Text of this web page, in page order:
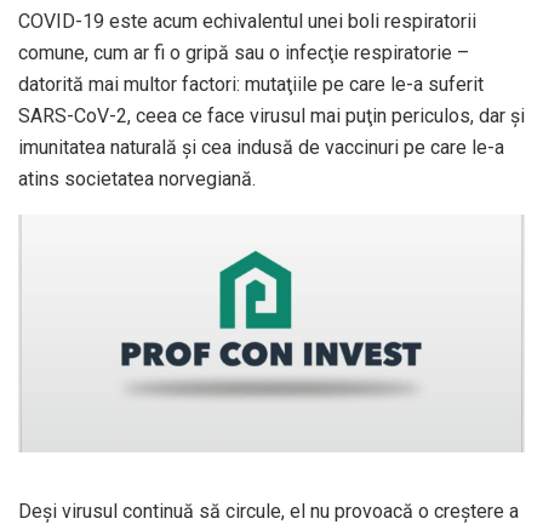
COVID-19 este acum echivalentul unei boli respiratorii
comune, cum ar fi o gripă sau o infecţie respiratorie –
datorită mai multor factori: mutaţiile pe care le-a suferit
SARS-CoV-2, ceea ce face virusul mai puţin periculos, dar și
imunitatea naturală şi cea indusă de vaccinuri pe care le-a
atins societatea norvegiană.
Deşi virusul continuă să circule, el nu provoacă o creştere a